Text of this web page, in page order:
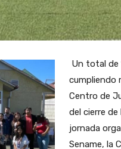
Un total de
cumpliendo
Centro de
del cierre
jornada
Sename, la